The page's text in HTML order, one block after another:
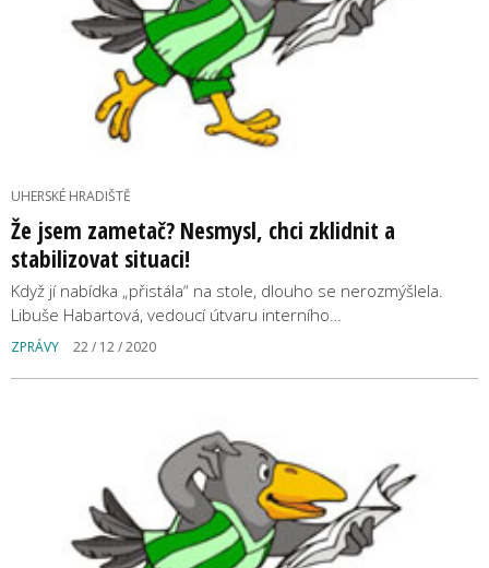
UHERSKÉ HRADIŠTĚ
Že jsem zametač? Nesmysl, chci zklidnit a
stabilizovat situaci!
Když jí nabídka „přistála“ na stole, dlouho se nerozmýšlela.
Libuše Habartová, vedoucí útvaru interního…
ZPRÁVY 22 / 12 / 2020